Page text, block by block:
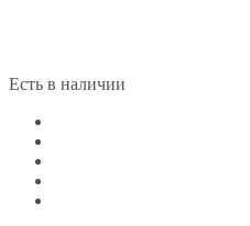
Есть в наличии